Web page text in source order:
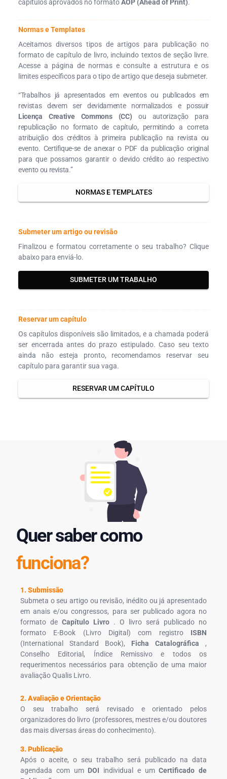
capítulos aprovados no formatoAOP (Ahead of Print).
Normas e Templates
Aceitamos diversos tipos de artigos para publicação no
formato de capítulo de livro, incluindo textos de seção livre.
Acesse a página de normas e consulte a estrutura e os
limites específicos para o tipo de artigo que deseja submeter.
“Trabalhos já apresentados em eventos ou publicados em
revistas devem ser devidamente normalizados e possuir
Licença Creative Commons (CC) ou autorização para
republicação no formato de capítulo, permitindo a correta
atribuição dos créditos à primeira publicação na revista ou
evento. Certifique-se de anexar o PDF da publicação original
para que possamos garantir o devido crédito ao respectivo
evento ou revista.”
NORMAS E TEMPLATES
Submeter um artigo ou revisão
Finalizou e formatou corretamente o seu trabalho? Clique
abaixo para enviá-lo.
SUBMETER UM TRABALHO
Reservar um capítulo
Os capítulos disponíveis são limitados, e a chamada poderá
ser encerrada antes do prazo estipulado. Caso seu texto
ainda não esteja pronto, recomendamos reservar seu
capítulo para garantir sua vaga.
RESERVAR UM CAPÍTULO
Quer saber como
funciona?
1. Submissão
Submeta o seu artigo ou revisão, inédito ou já apresentado
em anais e/ou congressos, para ser publicado agora no
formato de Capítulo Livro . O livro será publicado no
formato E-Book (Livro Digital) com registro ISBN
(International Standard Book), Ficha Catalográfica ,
Conselho Editorial, Índice Remissivo e todos os
requerimentos necessários para obtenção de uma maior
avaliação Qualis Livro.
2. Avaliação e Orientação
O seu trabalho será revisado e orientado pelos
organizadores do livro (professores, mestres e/ou doutores
das mais diversas áreas do conhecimento).
3. Publicação
Após o aceite, o seu trabalho será publicado na data
agendada com um DOI individual e umCertificado de